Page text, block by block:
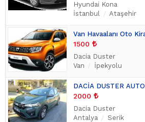
Hyundai Kona
İstanbul
Ataşehir
Van Havaalanı Oto
1500
Dacia Duster
Van
İpekyolu
DACİA DUSTER
2000
Dacia Duster
Antalya
Serik